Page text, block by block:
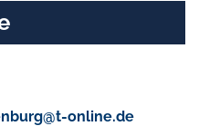
online.de